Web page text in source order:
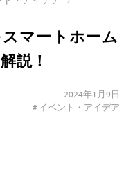
マートホーム
説！
2024年1月9日
# イベント・アイデア